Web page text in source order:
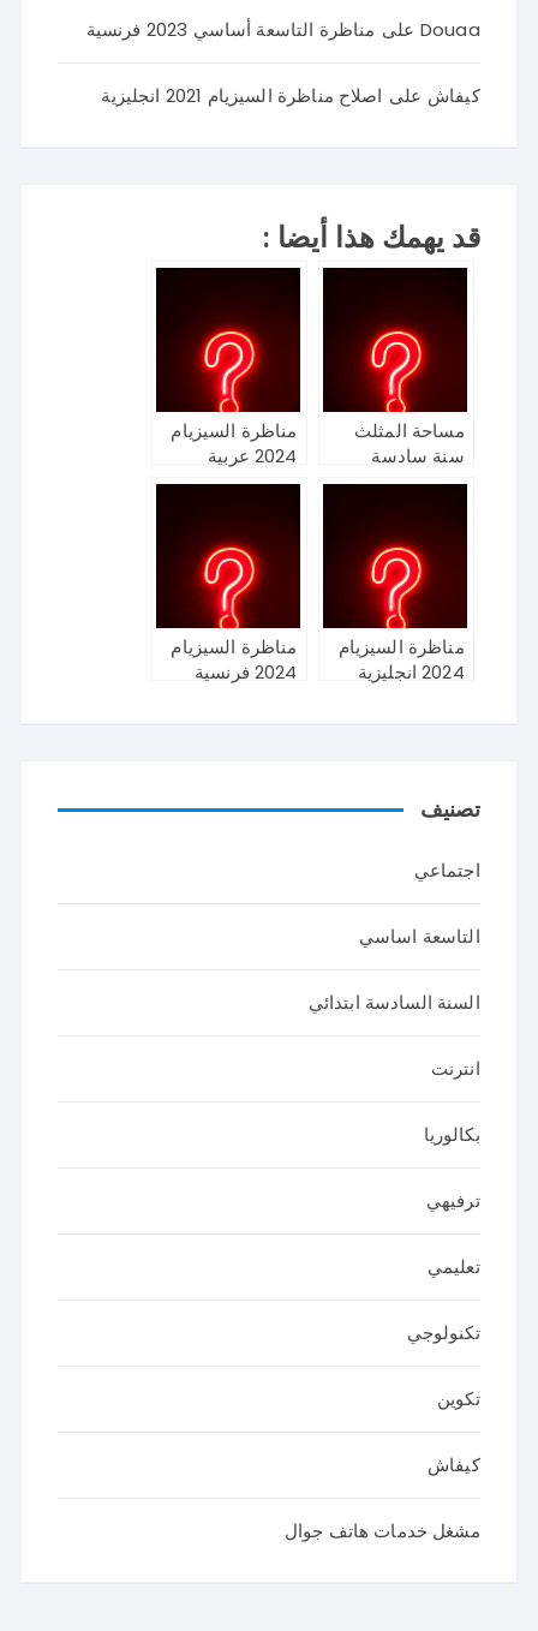
Douaa على مناظرة التاسعة أساسي 2023 فرنسية
كيفاش على اصلاح مناظرة السيزيام 2021 انجليزية
قد يهمك هذا أيضا :
مساحة المثلث
سنة سادسة
مناظرة السيزيام
2024 عربية
مناظرة السيزيام
2024 انجليزية
مناظرة السيزيام
2024 فرنسية
تصنيف
اجتماعي
التاسعة اساسي
السنة السادسة ابتدائي
انترنت
بكالوريا
ترفيهي
تعليمي
تكنولوجي
تكوين
كيفاش
مشغل خدمات هاتف جوال